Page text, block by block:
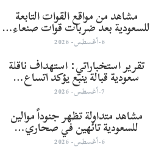
مشاهد من مواقع القوات التابعة
للسعودية بعد ضربات قوات صنعاء…
6-أغسطس- 2026
تقرير استخباراتي: استهداف ناقلة
سعودية قبالة ينبع يؤكد اتساع…
7-أغسطس- 2026
مشاهد متداولة تظهر جنوداً موالين
للسعودية تائهين في صحاري…
6-أغسطس- 2026